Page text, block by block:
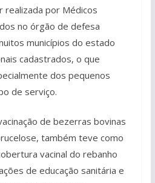
realizada por Médicos
no órgão de defesa
municípios do estado
cadastrados, o que
dos pequenos
de serviço.
de bezerras bovinas
também teve como
vacinal do rebanho
de educação sanitária e